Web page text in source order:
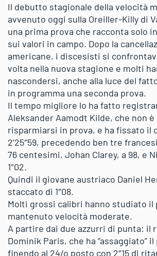
Il debutto stagionale della velocità
avvenuto oggi sulla Oreiller-Killy di
una prima prova che racconta solo
sui valori in campo. Dopo la
americane, i discesisti si
volta nella nuova stagione e molti
nascondersi, anche alla luce del
in programma una seconda prova.
Il tempo migliore lo ha fatto
Aleksander Aamodt Kilde, che non è
risparmiarsi in prova, e ha fissato il
2’25″59, precedendo ben tre
76 centesimi, Johan Clarey, a 98, e
1″02.
Quindi il giovane austriaco Daniel
staccato di 1″08.
Molti grossi calibri hanno studiato il
mantenuto velocità moderate.
A partire dai due azzurri di punta: il
Dominik Paris, che ha “assaggiato”
finendo al 24/o posto con 2″15 di